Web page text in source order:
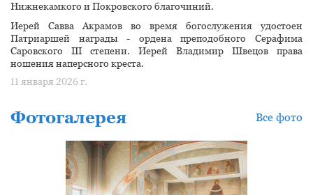
Нижнекамкого и Покровского благочиний.
Иерей Савва Акрамов во время богослужения удостоен
Патриаршей награды - ордена преподобного Серафима
Саровского III степени. Иерей Владимир Швецов права
ношения наперсного креста.
11 января 2026 г.
Фотогалерея Все фото